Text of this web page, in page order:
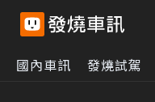
國內車訊 發燒試駕